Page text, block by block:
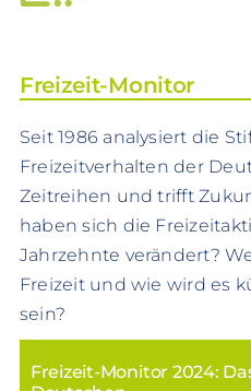
Freizeit-Monitor
Seit 1986 analysiert die
Freizeitverhalten der
Zeitreihen und trifft
haben sich die
Jahrzehnte verändert?
Freizeit und wie wird es
sein?
Freizeit-Monitor 2024: